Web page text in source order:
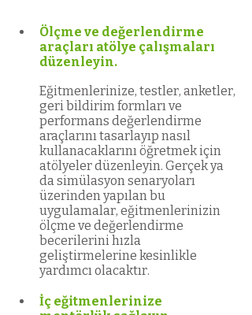
Ölçme ve değerlendirme
araçları atölye çalışmaları
düzenleyin.
Eğitmenlerinize, testler, anketler,
geri bildirim formları ve
performans değerlendirme
araçlarını tasarlayıp nasıl
kullanacaklarını öğretmek için
atölyeler düzenleyin. Gerçek ya
da simülasyon senaryoları
üzerinden yapılan bu
uygulamalar, eğitmenlerinizin
ölçme ve değerlendirme
becerilerini hızla
geliştirmelerine kesinlikle
yardımcı olacaktır.
İç eğitmenlerinize